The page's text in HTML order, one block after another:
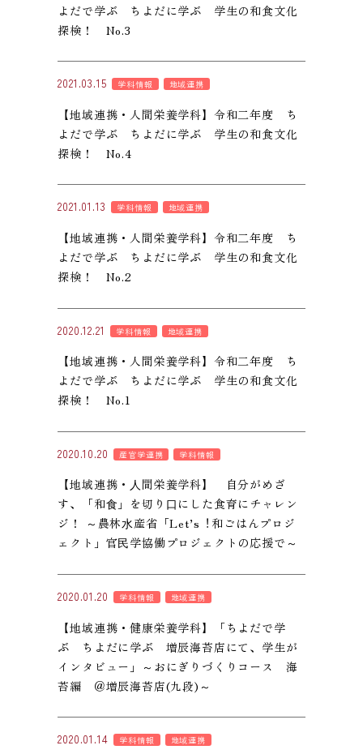
よだで学ぶ ちよだに学ぶ 学生の和食文化
探検！ No.3
2021.03.15 学科情報 地域連携
【地域連携・人間栄養学科】令和二年度 ち
よだで学ぶ ちよだに学ぶ 学生の和食文化
探検！ No.4
2021.01.13 学科情報 地域連携
【地域連携・人間栄養学科】令和二年度 ち
よだで学ぶ ちよだに学ぶ 学生の和食文化
探検！ No.2
2020.12.21 学科情報 地域連携
【地域連携・人間栄養学科】令和二年度 ち
よだで学ぶ ちよだに学ぶ 学生の和食文化
探検！ No.1
2020.10.20 産官学連携 学科情報
【地域連携・⼈間栄養学科】 自分がめざ
す、「和⾷」を切り⼝にした食育にチャレン
ジ！ ～農林⽔産省「Let’s︕和ごはんプロジ
ェクト」官⺠学協働プロジェクトの応援で～
2020.01.20 学科情報 地域連携
【地域連携・健康栄養学科】「ちよだで学
ぶ ちよだに学ぶ 増辰海苔店にて、学生が
インタビュー」～おにぎりづくりコース 海
苔編 ＠増辰海苔店(九段)～
2020.01.14 学科情報 地域連携